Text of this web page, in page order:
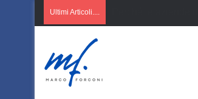
Ultimi Articoli....